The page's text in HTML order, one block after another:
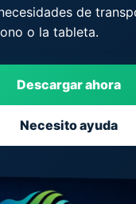
de
o la tableta.
Descargar ahora
Necesito ayuda